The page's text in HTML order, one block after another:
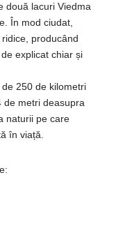
două lacuri Viedma
În mod ciudat,
producând
explicat chiar și
250 de kilometri
de metri deasupra
naturii pe care
în viață.